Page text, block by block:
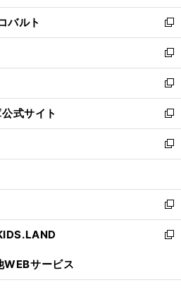
開
く
ウ
で
開
く
ン
ド
ウ
で
開
く
ウ
ィ
ン
ド
ウ
で
開
く
バルト
新
し
い
ウ
ィ
ン
ド
ウ
で
開
新
し
い
ウ
ィ
ン
ド
ウ
開
く
新
し
い
ウ
ィ
ン
ウ
で
開
く
式サイト
新
し
い
ウ
ン
ド
ウ
で
新
し
ウ
ィ
ン
ド
開
新
し
い
ン
新
ウ
WEBサービス